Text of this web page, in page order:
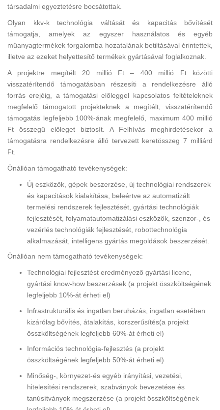
társadalmi egyeztetésre bocsátottak.
Olyan kkv-k technológia váltását és kapacitás bővítését
támogatja, amelyek az egyszer használatos és egyéb
műanyagtermékek forgalomba hozatalának betiltásával érintettek,
illetve az ezeket helyettesítő termékek gyártásával foglalkoznak.
A projektre megítélt 20 millió Ft – 400 millió Ft közötti
visszatérítendő támogatásban részesíti a rendelkezésre álló
forrás erejéig, a támogatási előleggel kapcsolatos feltételeknek
megfelelő támogatott projekteknek a megítélt, visszatérítendő
támogatás legfeljebb 100%-ának megfelelő, maximum 400 millió
Ft összegű előleget biztosít. A Felhívás meghirdetésekor a
támogatásra rendelkezésre álló tervezett keretösszeg 7 milliárd
Ft.
Önállóan támogatható tevékenységek:
Új eszközök, gépek beszerzése, új technológiai rendszerek
és kapacitások kialakítása, beleértve az automatizált
termelési rendszerek fejlesztését, gyártási technológiák
fejlesztését, folyamatautomatizálási eszközök, szenzor-, és
vezérlés technológiák fejlesztését, robottechnológia
alkalmazását, intelligens gyártás megoldások beszerzését.
Önállóan nem támogatható tevékenységek:
Technológiai fejlesztést eredményező gyártási licenc,
gyártási know-how beszerzések (a projekt összköltségének
legfeljebb 10%-át érheti el)
Infrastrukturális és ingatlan beruházás, ingatlan esetében
kizárólag bővítés, átalakítás, korszerűsítés(a projekt
összköltségének legfeljebb 60%-át érheti el)
Információs technológia-fejlesztés (a projekt
összköltségének legfeljebb 50%-át érheti el)
Minőség-, környezet-és egyéb irányítási, vezetési,
hitelesítési rendszerek, szabványok bevezetése és
tanúsítványok megszerzése (a projekt összköltségének